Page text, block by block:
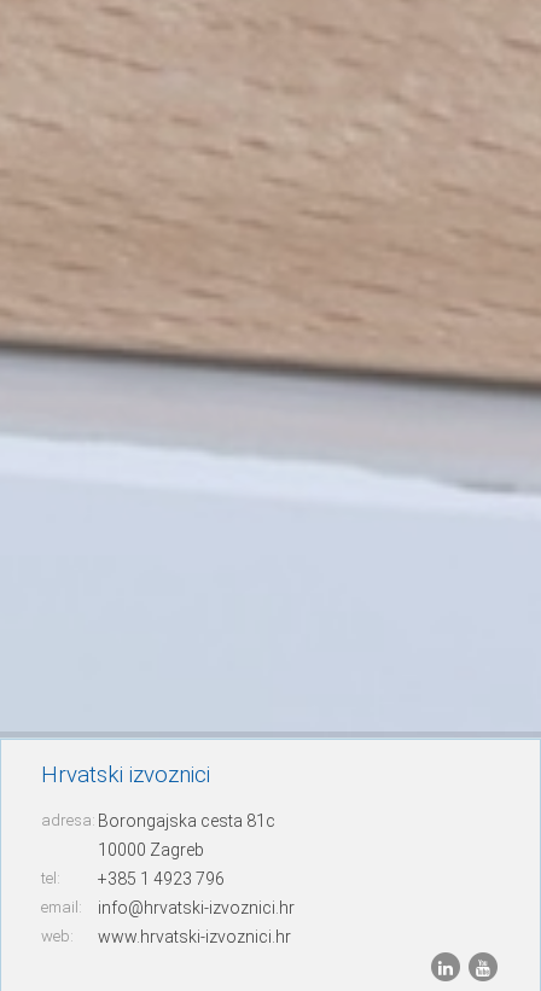
Hrvatski izvoznici
adresa: Borongajska cesta 81c
10000 Zagreb
tel: +385 1 4923 796
email: info@hrvatski-izvoznici.hr
web: www.hrvatski-izvoznici.hr